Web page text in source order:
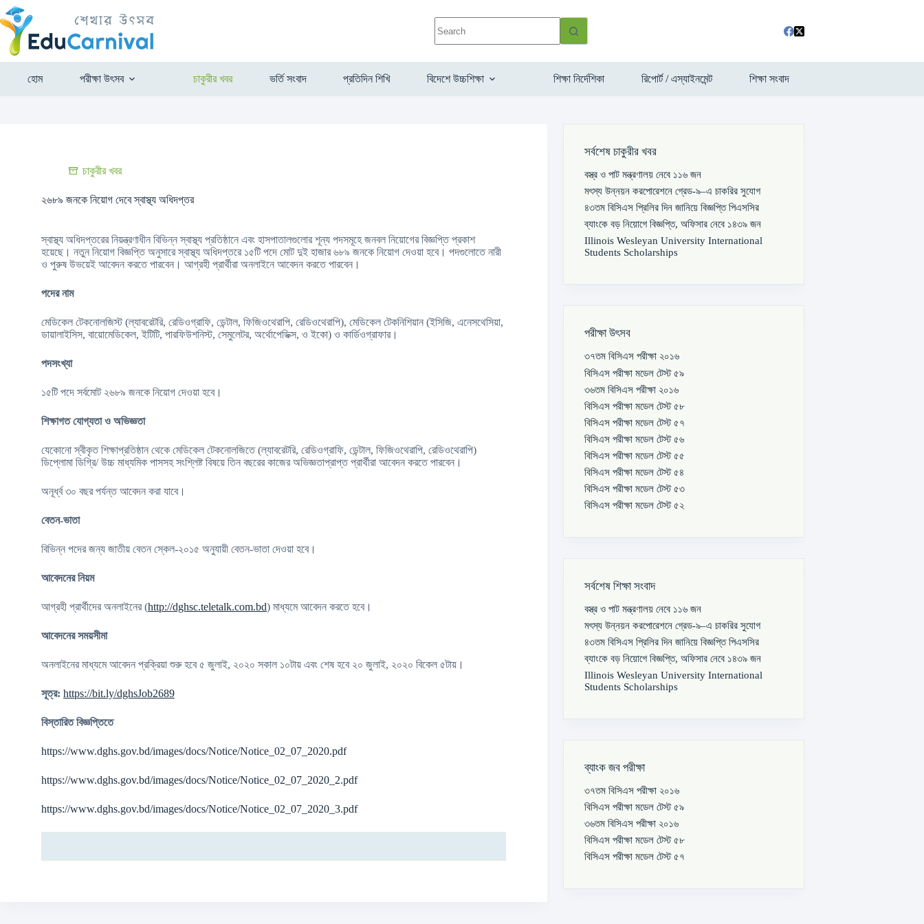
হোম পরীক্ষা উৎসব চাকুরীর খবর ভর্তি সংবাদ প্রতিদিন শিখি বিদেশে উচ্চশিক্ষা শিক্ষা নির্দেশিকা রিপোর্ট / এস্যাইনমেন্ট শিক্ষা সংবাদ
চাকুরীর খবর
২৬৮৯ জনকে নিয়োগ দেবে স্বাস্থ্য অধিদপ্তর
স্বাস্থ্য অধিদপ্তরের নিয়ন্ত্রণাধীন বিভিন্ন স্বাস্থ্য প্রতিষ্ঠানে এবং হাসপাতালগুলোর শূন্য পদসমূহে জনবল নিয়োগের বিজ্ঞপ্তি প্রকাশ
হয়েছে। নতুন নিয়োগ বিজ্ঞপ্তি অনুসারে স্বাস্থ্য অধিদপ্তরে ১৫টি পদে মোট দুই হাজার ৬৮৯ জনকে নিয়োগ দেওয়া হবে। পদগুলোতে নারী
ও পুরুষ উভয়েই আবেদন করতে পারবেন। আগ্রহী প্রার্থীরা অনলাইনে আবেদন করতে পারবেন।
পদের নাম
মেডিকেল টেকনোলজিস্ট (ল্যাবরেটরি, রেডিওগ্রাফি, ডেন্টাল, ফিজিওথেরাপি, রেডিওথেরাপি), মেডিকেল টেকনিশিয়ান (ইসিজি, এনেসথেসিয়া,
ডায়ালাইসিস, বায়োমেডিকেল, ইটিটি, পারফিউশনিস্ট, সেমুলেটর, অর্থোপেডিক্স, ও ইকো) ও কার্ডিওগ্রাফার।
পদসংখ্যা
১৫টি পদে সর্বমোট ২৬৮৯ জনকে নিয়োগ দেওয়া হবে।
শিক্ষাগত যোগ্যতা ও অভিজ্ঞতা
যেকোনো স্বীকৃত শিক্ষাপ্রতিষ্ঠান থেকে মেডিকেল টেকনোলজিতে (ল্যাবরেটরি, রেডিওগ্রাফি, ডেন্টাল, ফিজিওথেরাপি, রেডিওথেরাপি)
ডিপ্লোমা ডিগ্রি/ উচ্চ মাধ্যমিক পাসসহ সংশ্লিষ্ট বিষয়ে তিন বছরের কাজের অভিজ্ঞতাপ্রাপ্ত প্রার্থীরা আবেদন করতে পারবেন।
অনূর্ধ্ব ৩০ বছর পর্যন্ত আবেদন করা যাবে।
বেতন-ভাতা
বিভিন্ন পদের জন্য জাতীয় বেতন স্কেল-২০১৫ অনুযায়ী বেতন-ভাতা দেওয়া হবে।
আবেদনের নিয়ম
আগ্রহী প্রার্থীদের অনলাইনের (http://dghsc.teletalk.com.bd) মাধ্যমে আবেদন করতে হবে।
আবেদনের সময়সীমা
অনলাইনের মাধ্যমে আবেদন প্রক্রিয়া শুরু হবে ৫ জুলাই, ২০২০ সকাল ১০টায় এবং শেষ হবে ২০ জুলাই, ২০২০ বিকেল ৫টায়।
সূত্র: https://bit.ly/dghsJob2689
বিস্তারিত বিজ্ঞপ্তিতে
https://www.dghs.gov.bd/images/docs/Notice/Notice_02_07_2020.pdf
https://www.dghs.gov.bd/images/docs/Notice/Notice_02_07_2020_2.pdf
https://www.dghs.gov.bd/images/docs/Notice/Notice_02_07_2020_3.pdf
সর্বশেষ চাকুরীর খবর
বস্ত্র ও পাট মন্ত্রণালয় নেবে ১১৬ জন
মৎস্য উন্নয়ন করপোরেশনে গ্রেড-৯–এ চাকরির সুযোগ
৪৩তম বিসিএস প্রিলির দিন জানিয়ে বিজ্ঞপ্তি পিএসসির
ব্যাংকে বড় নিয়োগে বিজ্ঞপ্তি, অফিসার নেবে ১৪৩৯ জন
Illinois Wesleyan University International
Students Scholarships
পরীক্ষা উৎসব
৩৭তম বিসিএস পরীক্ষা ২০১৬
বিসিএস পরীক্ষা মডেল টেস্ট ৫৯
৩৬তম বিসিএস পরীক্ষা ২০১৬
বিসিএস পরীক্ষা মডেল টেস্ট ৫৮
বিসিএস পরীক্ষা মডেল টেস্ট ৫৭
বিসিএস পরীক্ষা মডেল টেস্ট ৫৬
বিসিএস পরীক্ষা মডেল টেস্ট ৫৫
বিসিএস পরীক্ষা মডেল টেস্ট ৫৪
বিসিএস পরীক্ষা মডেল টেস্ট ৫৩
বিসিএস পরীক্ষা মডেল টেস্ট ৫২
সর্বশেষ শিক্ষা সংবাদ
বস্ত্র ও পাট মন্ত্রণালয় নেবে ১১৬ জন
মৎস্য উন্নয়ন করপোরেশনে গ্রেড-৯–এ চাকরির সুযোগ
৪৩তম বিসিএস প্রিলির দিন জানিয়ে বিজ্ঞপ্তি পিএসসির
ব্যাংকে বড় নিয়োগে বিজ্ঞপ্তি, অফিসার নেবে ১৪৩৯ জন
Illinois Wesleyan University International
Students Scholarships
ব্যাংক জব পরীক্ষা
৩৭তম বিসিএস পরীক্ষা ২০১৬
বিসিএস পরীক্ষা মডেল টেস্ট ৫৯
৩৬তম বিসিএস পরীক্ষা ২০১৬
বিসিএস পরীক্ষা মডেল টেস্ট ৫৮
বিসিএস পরীক্ষা মডেল টেস্ট ৫৭